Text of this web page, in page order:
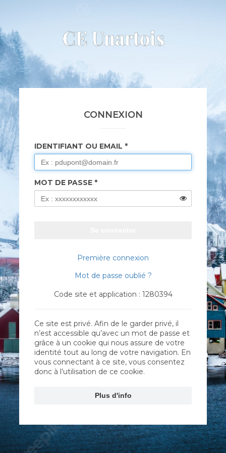
CE Unartois
CONNEXION
IDENTIFIANT OU EMAIL
MOT DE PASSE
Première connexion
Mot de passe oublié ?
Code site et application : 1280394
Ce site est privé. Afin de le garder privé, il
n’est accessible qu’avec un mot de passe et
grâce à un cookie qui nous assure de votre
identité tout au long de votre navigation. En
vous connectant à ce site, vous consentez
donc à l’utilisation de ce cookie.
Plus d'info